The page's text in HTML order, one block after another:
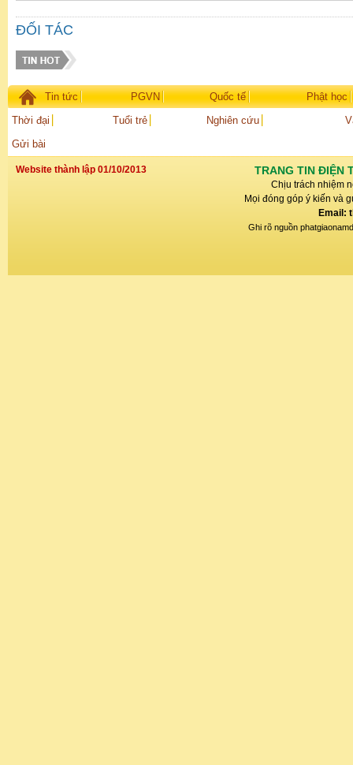
ĐỐI TÁC
Tin tức PGVN Quốc tế
Phật học
Thời đại
Tuổi trẻ Nghiên cứu
Gửi bài
Website thành lập 01/10/2013 TRANG TIN ĐIỆN
Chịu trách nhiệm
Mọi đóng góp ý kiến và
Email:
Ghi rõ nguồn